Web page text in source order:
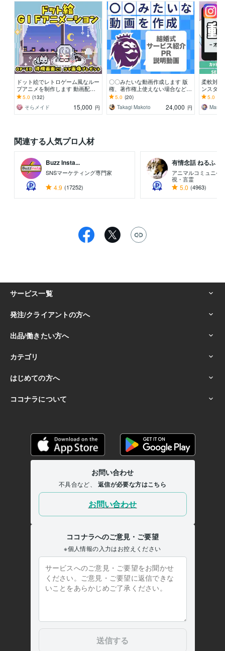
ドット絵でレトロゲーム風なルー
プアニメを制作します 動画配信
のOP.ED.待機画面、結婚式ムー
ビー、SNSにも！
5.0 (132)
そらメイド
15,000 円
〇〇みたいな動画作成します 版
権、著作権上使えない場合なども
対応し、それっぽく作成します
5.0 (20)
Takagi Makoto
24,000 円
柔軟対
ンスタ/
完全対応
5.0
関連する人気プロ人材
Buzz Insta...
SNSマーケティング専門家
4.9 (17252)
有情念話 ねるふ
アニマルコミュニケ
視・言霊
5.0 (4963)